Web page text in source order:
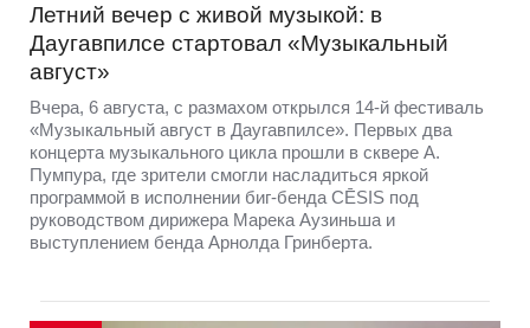
Летний вечер с живой музыкой: в
Даугавпилсе стартовал «Музыкальный
август»
Вчера, 6 августа, с размахом открылся 14-й фестиваль
«Музыкальный август в Даугавпилсе». Первых два
концерта музыкального цикла прошли в сквере А.
Пумпура, где зрители смогли насладиться яркой
программой в исполнении биг-бенда CĒSIS под
руководством дирижера Марека Аузиньша и
выступлением бенда Арнолда Гринберта.